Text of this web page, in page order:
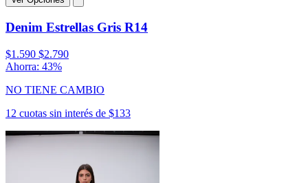
Denim Estrellas Gris R14
$1.590 $2.790
Ahorra: 43%
NO TIENE CAMBIO
12 cuotas sin interés de $133